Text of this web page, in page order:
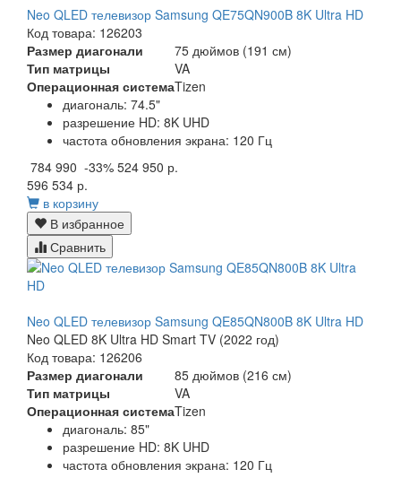
Neo QLED телевизор Samsung QE75QN900B 8K Ultra HD
Код товара: 126203
Размер диагонали
75 дюймов (191 см)
Тип матрицы
VA
Операционная системаTizen
диагональ: 74.5"
разрешение HD: 8K UHD
частота обновления экрана: 120 Гц
784 990 -33% 524 950 р.
596 534 р.
в корзину
В избранное
Сравнить
Neo QLED телевизор Samsung QE85QN800B 8K Ultra HD
Neo QLED 8K Ultra HD Smart TV (2022 год)
Код товара: 126206
Размер диагонали
85 дюймов (216 см)
Тип матрицы
VA
Операционная системаTizen
диагональ: 85"
разрешение HD: 8K UHD
частота обновления экрана: 120 Гц